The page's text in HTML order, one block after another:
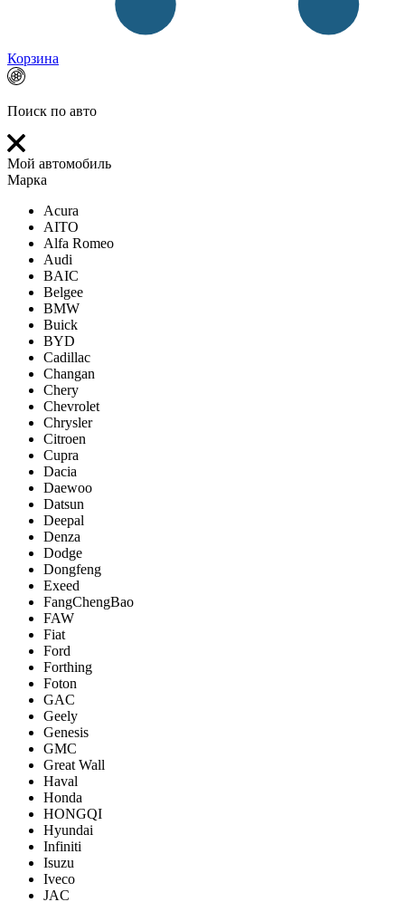
Корзина
Поиск по авто
Мой автомобиль
Марка
Acura
AITO
Alfa Romeo
Audi
BAIC
Belgee
BMW
Buick
BYD
Cadillac
Changan
Chery
Chevrolet
Chrysler
Citroen
Cupra
Dacia
Daewoo
Datsun
Deepal
Denza
Dodge
Dongfeng
Exeed
FangChengBao
FAW
Fiat
Ford
Forthing
Foton
GAC
Geely
Genesis
GMC
Great Wall
Haval
Honda
HONGQI
Hyundai
Infiniti
Isuzu
Iveco
JAC